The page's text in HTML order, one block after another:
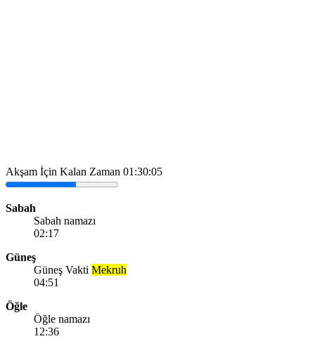
Akşam İçin Kalan Zaman 01:30:05
Sabah
Sabah namazı
02:17
Güneş
Güneş Vakti Mekruh
04:51
Öğle
Öğle namazı
12:36